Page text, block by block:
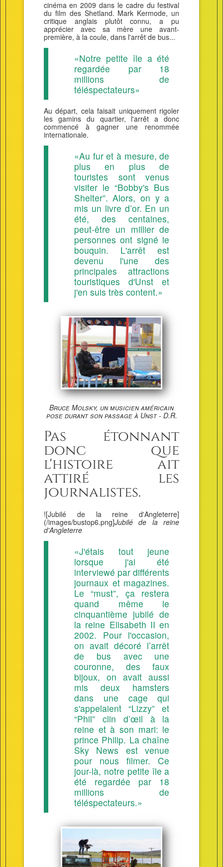
cinéma en 2009 dans le cadre du festival
du film des Shetland. Mark Kermode, un
critique anglais plutôt connu, a pu
apprécier avec sa mère une avant-
première, à la coule, dans l'arrêt de bus...
«Notre petite île a été
regardée par 18
millions de
téléspectateurs»
Au départ, cela faisait uniquement rigoler
les gamins du quartier, l'arrêt a donc
commencé à gagner une renommée
internationale.
«Au fur et à mesure, de
plus en plus de
touristes sont venus
visiter le “Bobby's Bus
Shelter”. Alors, on y a
mis un livre d’or. En un
été, des centaines,
peut-être un millier de
personnes ont signé le
bouquin. L'arrêt est
devenu l'une des
principales attractions
touristiques d'Unst et
j'en suis très content.»
Bruce Molsky, un musicien américain
pose durant son passage à Unst - D.R.
Pas étonnant
donc que
l'histoire ait
attiré les
journalistes.
![Jubilé de la reine d'Angleterre]
(/images/bustop6.png]Jubilé de la reine
d'Angleterre
«J'étais tout jeune
lorsque j'ai été
interviewé par différents
journaux et magazines.
Le “must”, ça restera
quand même le
cinquantième jubilé de
la reine Elisabeth II en
2002. Pour l'occasion,
on avait décoré l’arrêt
de bus avec une
couronne, des faux
bijoux, on avait aussi
mis deux hamsters
dans une cage qui
s'appelaient “Lizzy” et
“Phil” clin d’œil à la
reine et à son mari: le
prince Philip. La chaîne
Sky News est venue
pour nous filmer. Ce
jour-là, notre petite île a
été regardée par 18
millions de
téléspectateurs.»